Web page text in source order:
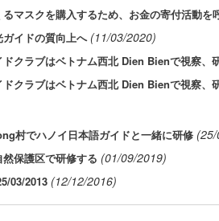
マスクを購入するため、お金の寄付活動を
イドの質向上へ (11/03/2020)
クラブはベトナム西北 Dien Bienで視察、
クラブはベトナム西北 Dien Bienで視察、
村でハノイ日本語ガイドと一緒に研修
保護区で研修する (01/09/2019)
03/2013 (12/12/2016)